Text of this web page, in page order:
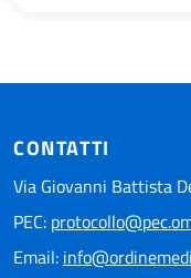
CONTATTI
Via Giovanni Battista
PEC:
Email: